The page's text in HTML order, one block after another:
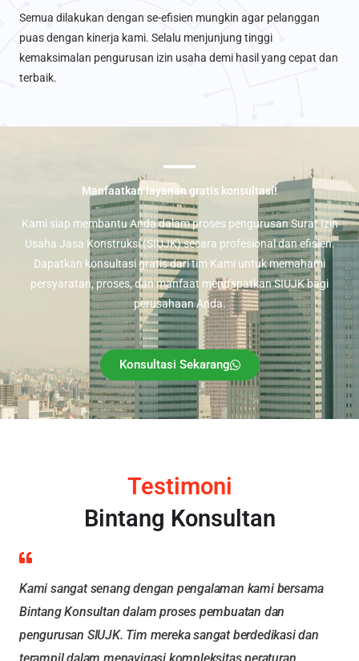
Semua dilakukan dengan se-efisien mungkin agar pelanggan
puas dengan kinerja kami. Selalu menjunjung tinggi
kemaksimalan pengurusan izin usaha demi hasil yang cepat dan
terbaik.
Manfaatkan layanan gratis konsultasi!
Kami siap membantu Anda dalam proses pengurusan Surat Izin
Usaha Jasa Konstruksi (SIUJK) secara profesional dan efisien.
Dapatkan konsultasi gratis dari tim Kami untuk memahami
persyaratan, proses, dan manfaat mendapatkan SIUJK bagi
perusahaan Anda.
Konsultasi Sekarang
Testimoni
Bintang Konsultan
Kami sangat senang dengan pengalaman kami bersama
Bintang Konsultan dalam proses pembuatan dan
pengurusan SIUJK. Tim mereka sangat berdedikasi dan
terampil dalam menavigasi kompleksitas peraturan